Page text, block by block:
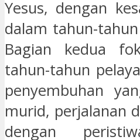
Yesus, dengan
dalam tahun-
Bagian kedua
tahun-tahun
penyembuhan
murid, perjalanan
dengan